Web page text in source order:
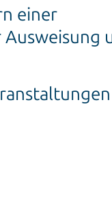
einer